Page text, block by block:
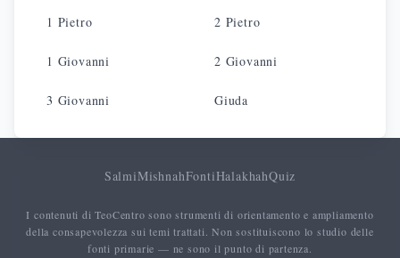
1 Pietro 2 Pietro
1 Giovanni 2 Giovanni
3 Giovanni Giuda
SalmiMishnahFontiHalakhahQuiz
I contenuti di TeoCentro sono strumenti di orientamento e ampliamento
della consapevolezza sui temi trattati. Non sostituiscono lo studio delle
fonti primarie — ne sono il punto di partenza.